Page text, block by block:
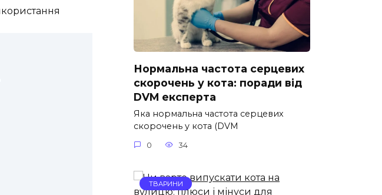
Нормальна частота серцевих
скорочень у кота: поради від
DVM експерта
Яка нормальна частота серцевих
скорочень у кота (DVM
0 34
ТВАРИНИ